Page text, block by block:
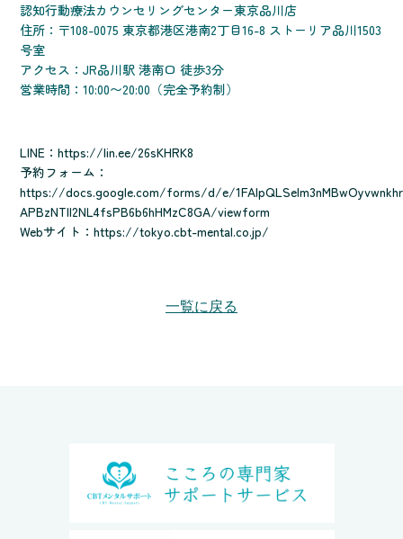
認知行動療法カウンセリングセンター東京品川店
住所：〒108-0075 東京都港区港南2丁目16-8 ストーリア品川1503
号室
アクセス：JR品川駅 港南口 徒歩3分
営業時間：10:00〜20:00（完全予約制）
LINE：https://lin.ee/26sKHRK8
予約フォーム：
https://docs.google.com/forms/d/e/
APBzNTll2NL4fsPB6b6hHMzC8GA/viewform
Webサイト：https://tokyo.cbt-mental.co.jp/
一覧に戻る